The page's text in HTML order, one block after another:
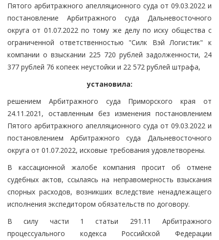
Пятого арбитражного апелляционного суда от 09.03.2022 и
постановление Арбитражного суда Дальневосточного
округа от 01.07.2022 по тому же делу по иску общества с
ограниченной ответственностью "Силк Вэй Логистик" к
компании о взыскании 225 720 рублей задолженности, 24
377 рублей 76 копеек неустойки и 22 572 рублей штрафа,
установила:
решением Арбитражного суда Приморского края от
24.11.2021, оставленным без изменения постановлением
Пятого арбитражного апелляционного суда от 09.03.2022 и
постановлением Арбитражного суда Дальневосточного
округа от 01.07.2022, исковые требования удовлетворены.
В кассационной жалобе компания просит об отмене
судебных актов, ссылаясь на неправомерность взыскания
спорных расходов, возникших вследствие ненадлежащего
исполнения экспедитором обязательств по договору.
В силу части 1 статьи 291.11 Арбитражного
процессуального кодекса Российской Федерации